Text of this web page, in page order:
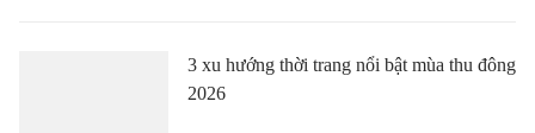
3 xu hướng thời trang nổi bật mùa thu đông
2026